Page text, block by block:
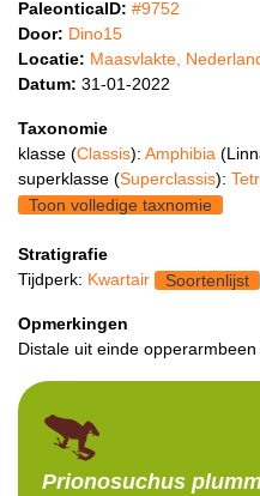
PaleonticaID: #9752
Door: Dino15
Locatie: Maasvlakte,
Datum: 31-01-2022
Taxonomie
klasse (Classis): Amphibia
superklasse (Superclassis):
Toon volledige taxnomie
Stratigrafie
Tijdperk: Kwartair Soortenlijst
Opmerkingen
Distale uit einde opperarmbeen
Prionosuchus